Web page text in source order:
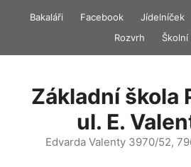
Bakaláři Facebook Jídelníček
Rozvrh
Základní škola
ul. E.
Edvarda Valenty 3970/52,